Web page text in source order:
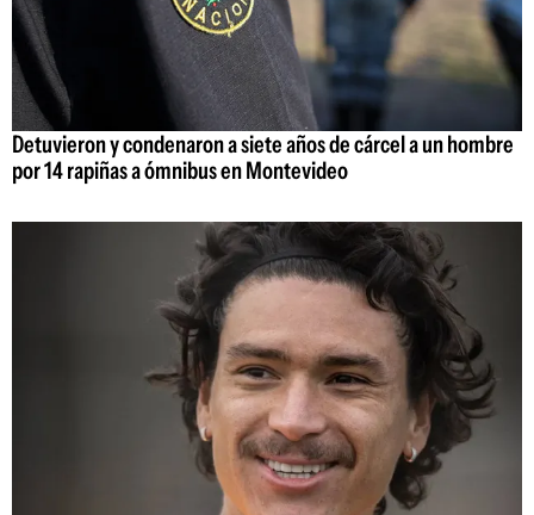
Detuvieron y condenaron a siete años de cárcel a un hombre
por 14 rapiñas a ómnibus en Montevideo